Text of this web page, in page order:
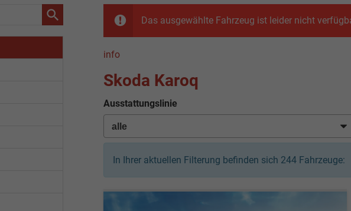
Das ausgewählte Fahrzeug ist leider nicht
info
Skoda Karoq
Ausstattungslinie
In Ihrer aktuellen Filterung befinden sich 244Fahrzeuge: